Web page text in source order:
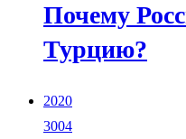
Почему
Турцию?
2020
3004